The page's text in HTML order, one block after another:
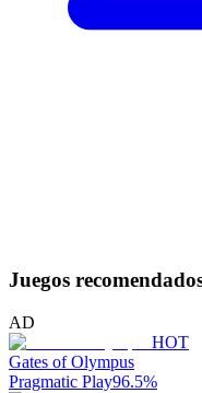
Juegos
AD
HOT
Gates of Olympus
Pragmatic Play96.5%